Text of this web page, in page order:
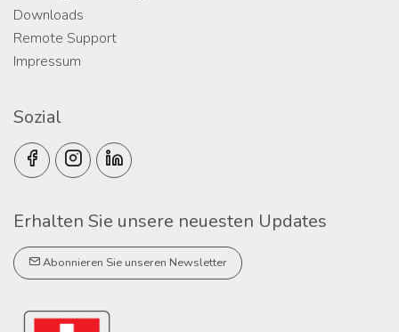
Downloads
Remote Support
Impressum
Sozial
Erhalten Sie unsere neuesten Updates
Abonnieren Sie unseren Newsletter